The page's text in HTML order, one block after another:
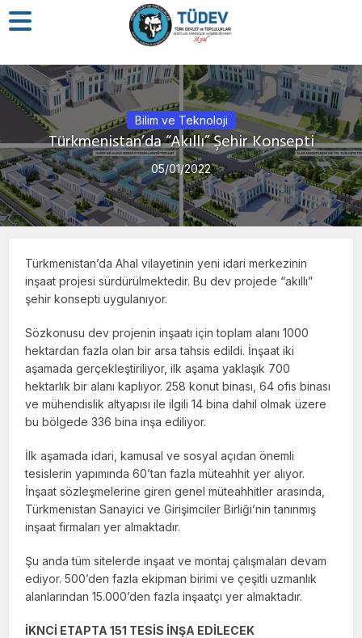
Bilim ve Teknoloji
Türkmenistan’da “Akıllı” Şehir Konsepti
05/01/2022
Türkmenistan’da Ahal vilayetinin yeni idari merkezinin
inşaat projesi sürdürülmektedir. Bu dev projede “akıllı”
şehir konsepti uygulanıyor.
Sözkonusu dev projenin inşaatı için toplam alanı 1000
hektardan fazla olan bir arsa tahsis edildi. İnşaat iki
aşamada gerçekleştiriliyor, ilk aşama yaklaşık 700
hektarlık bir alanı kaplıyor. 258 konut binası, 64 ofis binası
ve mühendislik altyapısı ile ilgili 14 bina dahil olmak üzere
bu bölgede 336 bina inşa ediliyor.
İlk aşamada idari, kamusal ve sosyal açıdan önemli
tesislerin yapımında 60’tan fazla müteahhit yer alıyor.
İnşaat sözleşmelerine giren genel müteahhitler arasında,
Türkmenistan Sanayici ve Girişimciler Birliği’nin tanınmış
inşaat firmaları yer almaktadır.
Şu anda tüm sitelerde inşaat ve montaj çalışmaları devam
ediyor. 500’den fazla ekipman birimi ve çeşitli uzmanlık
alanlarından 15.000’den fazla inşaatçı yer almaktadır.
İKNCİ ETAPTA 151 TESİS İNŞA EDİLECEK